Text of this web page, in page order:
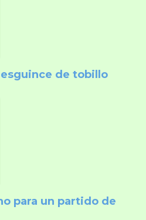
de tobillo
para un partido de